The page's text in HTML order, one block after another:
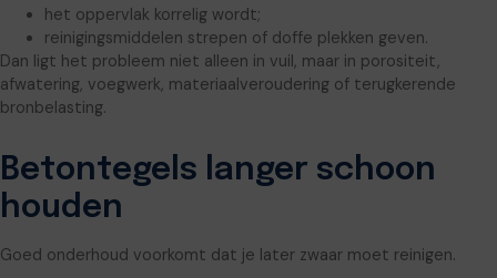
het oppervlak korrelig wordt;
reinigingsmiddelen strepen of doffe plekken geven.
Dan ligt het probleem niet alleen in vuil, maar in porositeit,
afwatering, voegwerk, materiaalveroudering of terugkerende
bronbelasting.
Betontegels langer schoon
houden
Goed onderhoud voorkomt dat je later zwaar moet reinigen.